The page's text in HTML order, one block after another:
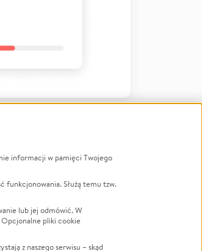
LGBTQ+
Powódź
Wichura
informacji w pamięci Twojego
funkcjonowania. Służą temu tzw.
lub jej odmówić. W
Opcjonalne pliki cookie
z naszego serwisu – skąd